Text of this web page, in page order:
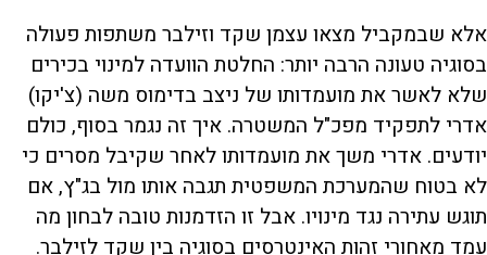
אלא שבמקביל מצאו עצמן שקד וזילבר משתפות פעולה
בסוגיה טעונה הרבה יותר: החלטת הוועדה למינוי בכירים
שלא לאשר את מועמדותו של ניצב בדימוס משה (צ'יקו)
אדרי לתפקיד מפכ"ל המשטרה. איך זה נגמר בסוף, כולם
יודעים. אדרי משך את מועמדותו לאחר שקיבל מסרים כי
לא בטוח שהמערכת המשפטית תגבה אותו מול בג"ץ, אם
תוגש עתירה נגד מינויו. אבל זו הזדמנות טובה לבחון מה
עמד מאחורי זהות האינטרסים בסוגיה בין שקד לזילבר.